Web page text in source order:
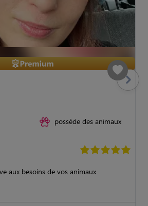
possède des animaux
aux besoins de vos animaux
Suivant